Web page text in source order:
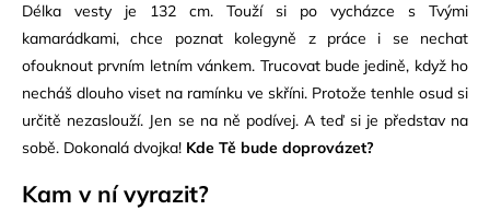
Délka vesty je 132 cm. Touží si po vycházce s Tvými
kamarádkami, chce poznat kolegyně z práce i se nechat
ofouknout prvním letním vánkem. Trucovat bude jedině, když ho
necháš dlouho viset na ramínku ve skříni. Protože tenhle osud si
určitě nezaslouží. Jen se na ně podívej. A teď si je představ na
sobě. Dokonalá dvojka! Kde Tě bude doprovázet?
Kam v ní vyrazit?